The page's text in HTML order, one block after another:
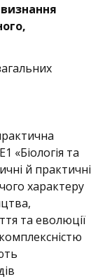
«Біологія та
й практичні
характеру
та еволюції